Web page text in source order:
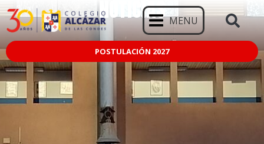
MENU
POSTULACIÓN 2027
NOTICIAS